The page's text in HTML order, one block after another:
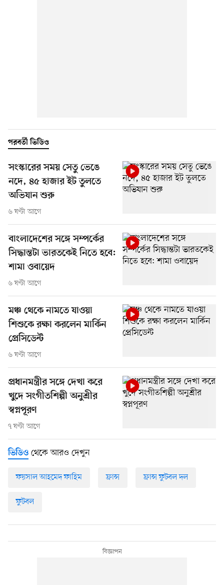
পরবর্তী ভিডিও
সংস্কারের সময় সেতু ভেঙে
নদে, ৪৫ হাজার ইট তুলতে
অভিযান শুরু
৬ ঘণ্টা আগে
বাংলাদেশের সঙ্গে সম্পর্কের
সিদ্ধান্তটা ভারতকেই নিতে হবে:
শামা ওবায়েদ
৬ ঘণ্টা আগে
মঞ্চ থেকে নামতে যাওয়া
শিশুকে রক্ষা করলেন মার্কিন
প্রেসিডেন্ট
৬ ঘণ্টা আগে
প্রধানমন্ত্রীর সঙ্গে দেখা করে
খুদে সংগীতশিল্পী অনুশ্রীর
স্বপ্নপূরণ
৭ ঘণ্টা আগে
ভিডিও থেকে আরও দেখুন
ফয়সাল আহমেদ ফাহিম ফ্রান্স ফ্রান্স ফুটবল দল
ফুটবল